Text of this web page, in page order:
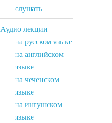
слушать
Аудио лекции
на русском языке
на английском
языке
на чеченском
языке
на ингушском
языке